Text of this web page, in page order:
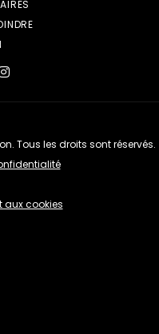
Tous les droits sont réservés.
aux cookies